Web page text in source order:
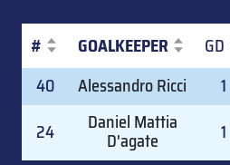
# GOALKEEPER GD
#
GOALKEEPER GD
40 Alessandro Ricci 1
24
Daniel Mattia
D'agate 1